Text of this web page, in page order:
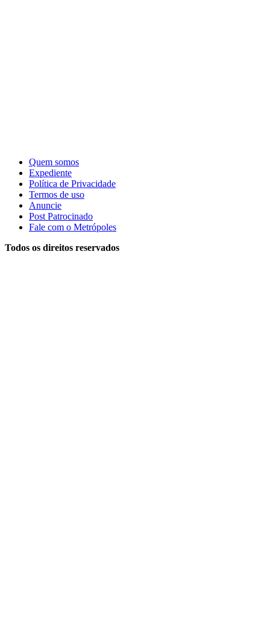
Quem somos
Expediente
Política de Privacidade
Termos de uso
Anuncie
Post Patrocinado
Fale com o Metrópoles
Todos os direitos reservados